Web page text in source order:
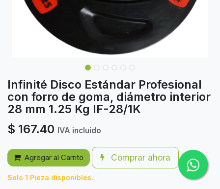
Infinité Disco Estándar Profesional
con forro de goma, diámetro interior
28 mm 1.25 Kg IF-28/1K
$ 167.40 IVA incluido
Agregar al Carrito Comprar ahora
Solo 1 Pieza disponibles.